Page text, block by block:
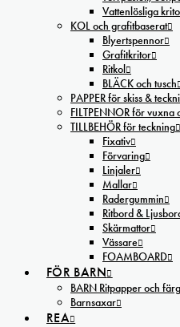
Vattenlösliga
KOL och grafitbaserat
Blyertspennor
Grafitkritor
Ritkol
BLÄCK och tusch
PAPPER för skiss &
FILTPENNOR för vuxna
TILLBEHÖR för teckning
Fixativ
Förvaring
Linjaler
Mallar
Radergummin
Ritbord &
Skärmattor
Vässare
FOAMBOARD
FÖR BARN
BARN Ritpapper och
Barnsaxar
REA